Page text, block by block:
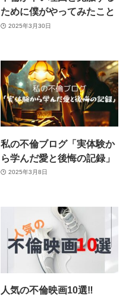
ために僕がやってみたこと
2025年3月30日
私の不倫ブログ「実体験か
ら学んだ愛と後悔の記録」
2025年3月8日
人気の不倫映画10選‼